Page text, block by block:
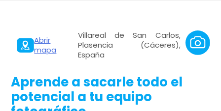
Abrir
mapa
Villareal de San Carlos,
Plasencia (Cáceres),
España
Aprende a sacarle todo el
potencial a tu equipo